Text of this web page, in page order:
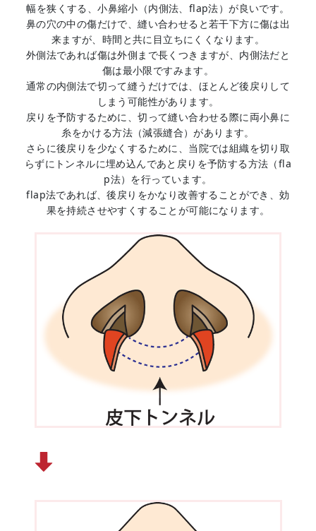
幅を狭くする、小鼻縮小（内側法、flap法）が良いです。
鼻の穴の中の傷だけで、縫い合わせると若干下方に傷は出
来ますが、時間と共に目立ちにくくなります。
外側法であれば傷は外側まで長くつきますが、内側法だと
傷は最小限ですみます。
通常の内側法で切って縫うだけでは、ほとんど後戻りして
しまう可能性があります。
戻りを予防するために、切って縫い合わせる際に両小鼻に
糸をかける方法（減張縫合）があります。
さらに後戻りを少なくするために、当院では組織を切り取
らずにトンネルに埋め込んであと戻りを予防する方法（fla
p法）を行っています。
flap法であれば、後戻りをかなり改善することができ、効
果を持続させやすくすることが可能になります。